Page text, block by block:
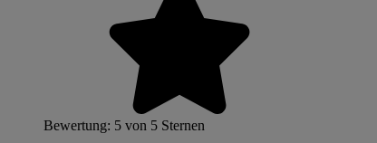
Bewertung: 5 von 5 Sternen